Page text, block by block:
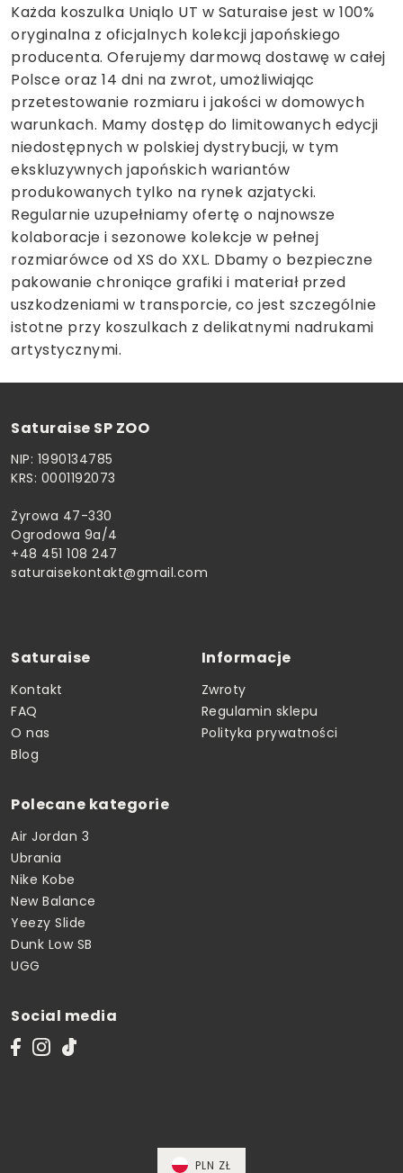
Każda koszulka Uniqlo UT w Saturaise jest w 100%
oryginalna z oficjalnych kolekcji japońskiego
producenta. Oferujemy darmową dostawę w całej
Polsce oraz 14 dni na zwrot, umożliwiając
przetestowanie rozmiaru i jakości w domowych
warunkach. Mamy dostęp do limitowanych edycji
niedostępnych w polskiej dystrybucji, w tym
ekskluzywnych japońskich wariantów
produkowanych tylko na rynek azjatycki.
Regularnie uzupełniamy ofertę o najnowsze
kolaboracje i sezonowe kolekcje w pełnej
rozmiarówce od XS do XXL. Dbamy o bezpieczne
pakowanie chroniące grafiki i materiał przed
uszkodzeniami w transporcie, co jest szczególnie
istotne przy koszulkach z delikatnymi nadrukami
artystycznymi.
Saturaise SP ZOO
NIP: 1990134785
KRS: 0001192073
Żyrowa 47-330
Ogrodowa 9a/4
+48 451 108 247
saturaisekontakt@gmail.com
Saturaise
Kontakt
FAQ
O nas
Blog
Informacje
Zwroty
Regulamin sklepu
Polityka prywatności
Polecane kategorie
Air Jordan 3
Ubrania
Nike Kobe
New Balance
Yeezy Slide
Dunk Low SB
UGG
Social media
PLN ZŁ